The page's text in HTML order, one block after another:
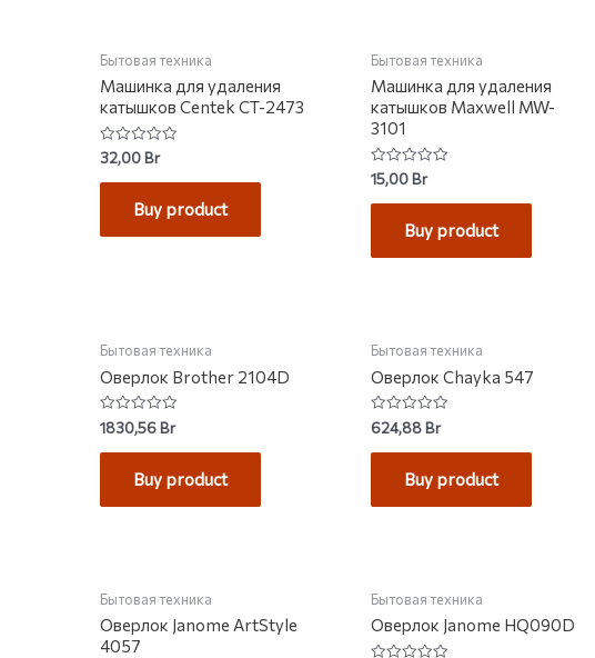
Бытовая техника
Машинка для удаления
катышков Centek CT-2473
Rated
0
out
32,00Br
Buy product
Бытовая техника
Машинка для удаления
катышков Maxwell MW-
3101
Rated
0
out
15,00Br
Buy product
Бытовая техника
Оверлок Brother 2104D
Rated
0
out
1830,56Br
Buy product
Бытовая техника
Оверлок Chayka 547
Rated
0
out
624,88Br
Buy product
Бытовая техника
Оверлок Janome ArtStyle
4057
Бытовая техника
Оверлок Janome HQ090D